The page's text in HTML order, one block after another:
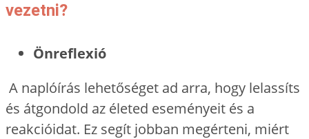
vezetni?
Önreflexió
A naplóírás lehetőséget ad arra, hogy lelassíts
és átgondold az életed eseményeit és a
reakcióidat. Ez segít jobban megérteni, miért